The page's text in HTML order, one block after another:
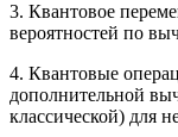
3. Квантовое
вероятностей по
4. Квантовые
дополнительной
классической) для